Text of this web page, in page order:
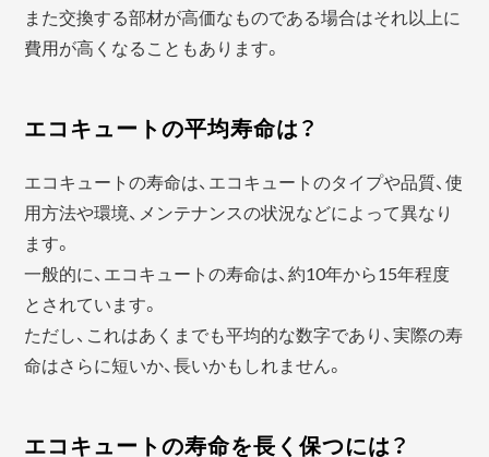
また交換する部材が高価なものである場合はそれ以上に
費用が高くなることもあります。
エコキュートの平均寿命は？
エコキュートの寿命は、エコキュートのタイプや品質、使
用方法や環境、メンテナンスの状況などによって異なり
ます。
一般的に、エコキュートの寿命は、約10年から15年程度
とされています。
ただし、これはあくまでも平均的な数字であり、実際の寿
命はさらに短いか、長いかもしれません。
エコキュートの寿命を長く保つには？